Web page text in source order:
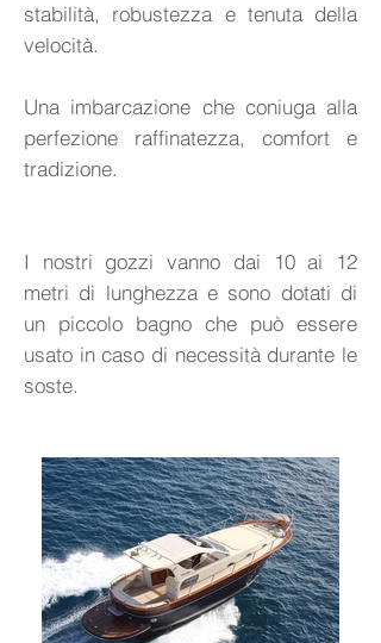
stabilità, robustezza e tenuta della
velocità.
Una imbarcazione che coniuga alla
perfezione raffinatezza, comfort e
tradizione.
I nostri gozzi vanno dai 10 ai 12
metri di lunghezza e sono dotati di
un piccolo bagno che può essere
usato in caso di necessità durante le
soste.